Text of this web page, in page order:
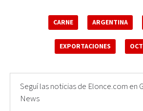
CARNE ARGENTINA
EXPORTACIONES
Seguí las noticias de Elonce.com en
News